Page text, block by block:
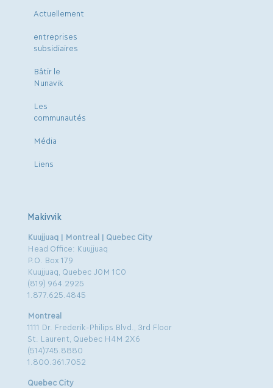
Actuellement
entreprises
subsidiaires
Bâtir le
Nunavik
Les
communautés
Média
Liens
Makivvik
Kuujjuaq | Montreal | Quebec City
Head Office: Kuujjuaq
P.O. Box 179
Kuujjuaq, Quebec J0M 1C0
(819) 964.2925
1.877.625.4845
Montreal
1111 Dr. Frederik-Philips Blvd., 3rd Floor
St. Laurent, Quebec H4M 2X6
(514)745.8880
1.800.361.7052
Quebec City